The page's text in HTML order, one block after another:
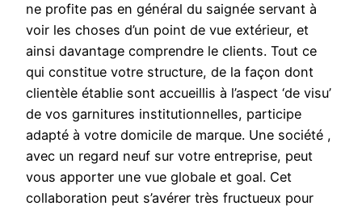
ne profite pas en général du saignée servant à
voir les choses d’un point de vue extérieur, et
ainsi davantage comprendre le clients. Tout ce
qui constitue votre structure, de la façon dont
clientèle établie sont accueillis à l’aspect ‘de visu’
de vos garnitures institutionnelles, participe
adapté à votre domicile de marque. Une société ,
avec un regard neuf sur votre entreprise, peut
vous apporter une vue globale et goal. Cet
collaboration peut s’avérer très fructueux pour